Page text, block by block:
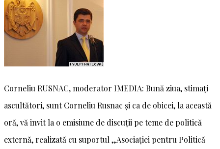
Corneliu RUSNAC, moderator IMEDIA: Bună ziua, stimați
ascultători, sunt Corneliu Rusnac și ca de obicei, la această
oră, vă invit la o emisiune de discuții pe teme de politică
externă, realizată cu suportul „Asociației pentru Politică